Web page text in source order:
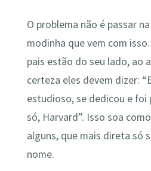
O problema não é passar
modinha que vem com
pais estão do seu lado, ao
certeza eles devem dizer:
estudioso, se dedicou e foi
só, Harvard”. Isso soa
alguns, que mais direta só
nome.